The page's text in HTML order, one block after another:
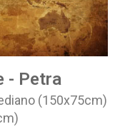
- Petra
(150x75cm)